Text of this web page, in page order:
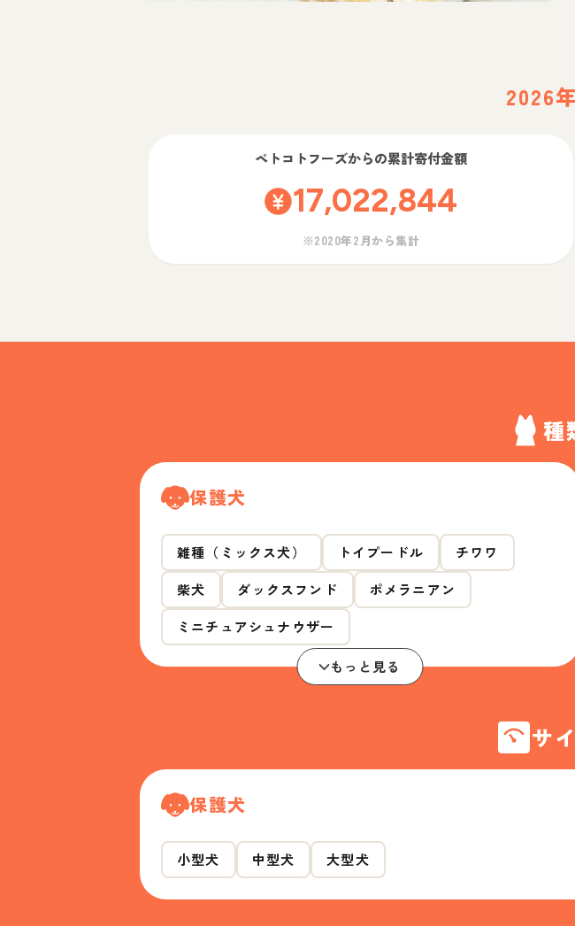
2026
ペトコトフーズからの累計寄付金額
17,022,844
※2020年2月から集計
種
保護犬
雑種（ミックス犬） トイプードル
チワワ
柴犬
ダックスフンド
ポメラニアン
ミニチュアシュナウザー
もっと見る
サ
保護犬
小型犬 中型犬 大型犬